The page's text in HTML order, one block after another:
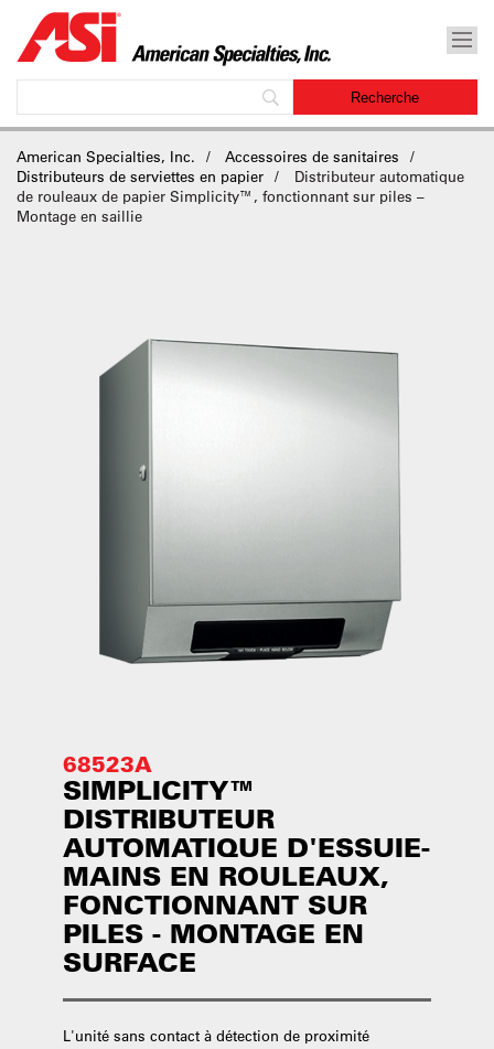
American Specialties, Inc.
Accessoires de sanitaires
Distributeurs de serviettes en papier
Distributeur automatique
de rouleaux de papier Simplicity™, fonctionnant sur piles –
Montage en saillie
68523A
SIMPLICITY™
DISTRIBUTEUR
AUTOMATIQUE D'ESSUIE-
MAINS EN ROULEAUX,
FONCTIONNANT SUR
PILES - MONTAGE EN
SURFACE
L'unité sans contact à détection de proximité